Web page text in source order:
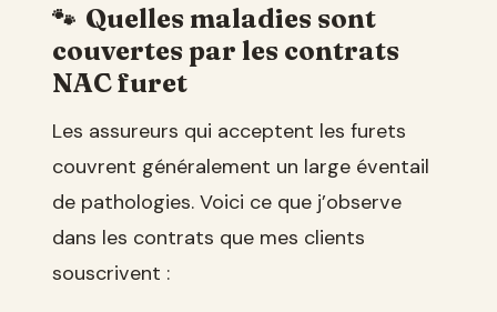
Quelles maladies sont
couvertes par les contrats
NAC furet
Les assureurs qui acceptent les furets
couvrent généralement un large éventail
de pathologies. Voici ce que j’observe
dans les contrats que mes clients
souscrivent :